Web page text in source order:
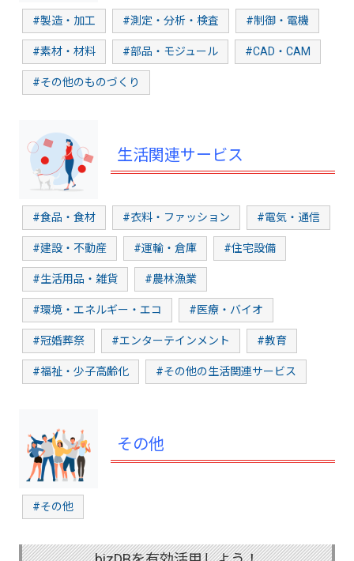
#製造・加工 #測定・分析・検査 #制御・電機
#素材・材料 #部品・モジュール #CAD・CAM
#その他のものづくり
生活関連サービス
#食品・食材 #衣料・ファッション #電気・通信
#建設・不動産 #運輸・倉庫 #住宅設備
#生活用品・雑貨 #農林漁業
#環境・エネルギー・エコ #医療・バイオ
#冠婚葬祭 #エンターテインメント #教育
#福祉・少子高齢化 #その他の生活関連サービス
その他
#その他